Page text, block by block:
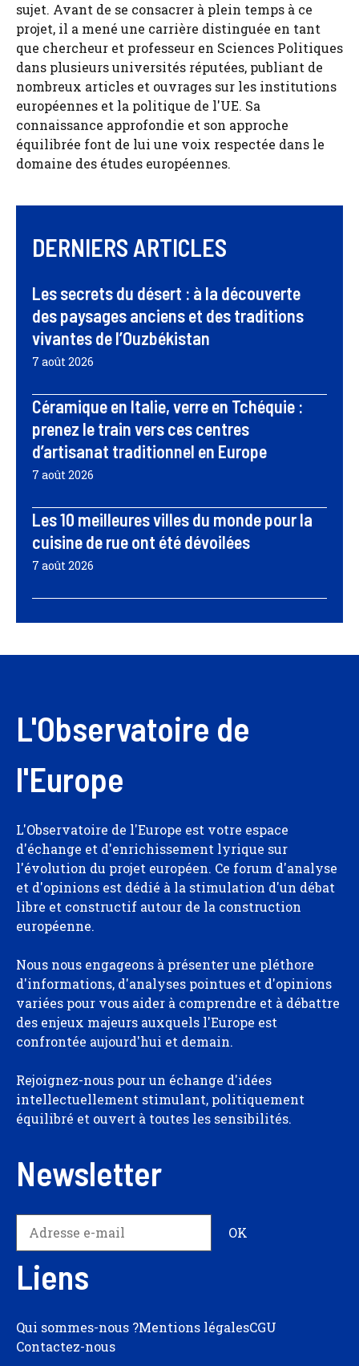
sujet. Avant de se consacrer à plein temps à ce
projet, il a mené une carrière distinguée en tant
que chercheur et professeur en Sciences Politiques
dans plusieurs universités réputées, publiant de
nombreux articles et ouvrages sur les institutions
européennes et la politique de l'UE. Sa
connaissance approfondie et son approche
équilibrée font de lui une voix respectée dans le
domaine des études européennes.
DERNIERS ARTICLES
Les secrets du désert : à la découverte
des paysages anciens et des traditions
vivantes de l’Ouzbékistan
7 août 2026
Céramique en Italie, verre en Tchéquie :
prenez le train vers ces centres
d’artisanat traditionnel en Europe
7 août 2026
Les 10 meilleures villes du monde pour la
cuisine de rue ont été dévoilées
7 août 2026
L'Observatoire de
l'Europe
L'Observatoire de l'Europe est votre espace
d'échange et d'enrichissement lyrique sur
l'évolution du projet européen. Ce forum d'analyse
et d'opinions est dédié à la stimulation d'un débat
libre et constructif autour de la construction
européenne.
Nous nous engageons à présenter une pléthore
d'informations, d'analyses pointues et d'opinions
variées pour vous aider à comprendre et à débattre
des enjeux majeurs auxquels l'Europe est
confrontée aujourd'hui et demain.
Rejoignez-nous pour un échange d'idées
intellectuellement stimulant, politiquement
équilibré et ouvert à toutes les sensibilités.
Newsletter
Liens
Qui sommes-nous ?Mentions légalesCGU
Contactez-nous